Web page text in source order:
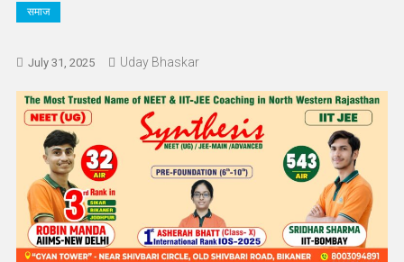
समाज
July 31, 2025 Uday Bhaskar